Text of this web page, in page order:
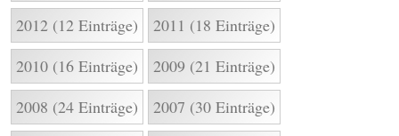
2012 (12 Einträge)
2011 (18 Einträge)
2010 (16 Einträge)
2009 (21 Einträge)
2008 (24 Einträge)
2007 (30 Einträge)